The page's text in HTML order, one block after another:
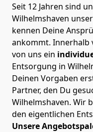
Seit 12 Jahren sind
Wilhelmshaven
kennen Deine
ankommt. Innerhalb
von uns ein
Entsorgung in
Deinen Vorgaben
Partner, den Du
Wilhelmshaven. Wir
den eigentlichen
Unsere